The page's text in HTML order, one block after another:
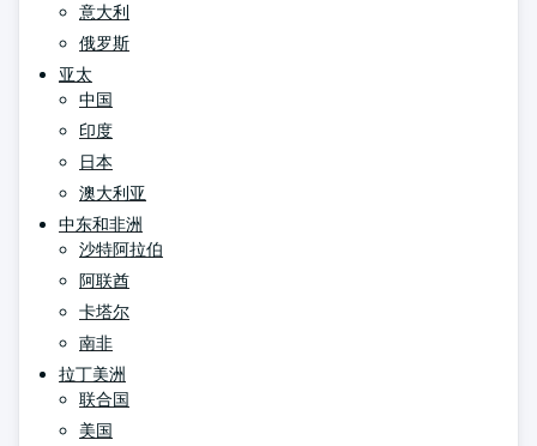
意大利
俄罗斯
亚太
中国
印度
日本
澳大利亚
中东和非洲
沙特阿拉伯
阿联酋
卡塔尔
南非
拉丁美洲
联合国
美国